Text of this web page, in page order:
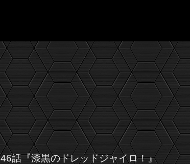
46話『漆黒のドレッドジャイロ！』